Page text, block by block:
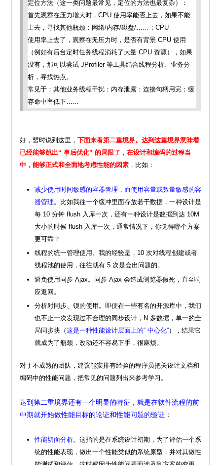
定位方法（这一类问题最常见，定位的方法也最复杂）：
首先观察在压力增大时，CPU 使用率能否上去，如果不能
上去，寻找其他瓶颈：网络/内存/磁盘/……；CPU
使用率上去了，观察在无压力时，是否有背景 CPU 使用
（例如有后台定时任务线程消耗了大量 CPU 资源），如果
没有，那可以尝试 JProfiler 等工具结合线程分析、业务分
析，寻找热点。
常见于：其他业务线程干扰；内存泄露；连接句柄用完；缓
存命中率低下……
好，暂时说到这里， 下面来看第二重境界。达到这重境界意味着
已经能够跳出“ 事后优化” 的局限了，在设计和编码的过程当
中，能够正式和全面地考虑性能的因素，比如：
减少使用时间敏感的容器管理，而使用容量或数量敏感的容
器管理 。比如我往一个缓冲里面存放若干数据，一种设计是
每 10 分钟 flush 入库一次，还有一种设计是数据到达 10M
大小的时候 flush 入库一次，通常情况下，你觉得哪个方案
更可靠？
线程的统一管理使用。我的经验是，10 次对线程创建或者
线程池的使用，往往就有 5 次是会出问题的。
避免使用同步 Ajax。同步 Ajax 会造成浏览器假死，直至响
应返回。
分析对同步、锁的使用。即便在一些有名的开源库中，我们
也不止一次发现过不合理的同步设计，N 多数据，单一的全
局同步块（这是一种性能设计层面上的“ 中心化”），结果它
就成为了瓶颈，改动还不容易下手，很麻烦。
对于不成熟的团队，建议能安排有经验的程序员把关设计文档和
编码中的性能问题，把常见的问题列出来参考学习。
达到第二重境界还有一个明显的特征，就是在软件流程的前
中期就开始做性能目标的论证和性能问题的验证：
性能切面分析。这指的是在系统设计初期，为了评估一个系
统的性能表现，做出一个性能类似的系统原型，并对其做性